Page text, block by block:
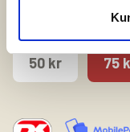
Månedlig
50 kr 75